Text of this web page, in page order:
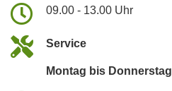
09.00 - 13.00 Uhr
Service
Montag bis Donnerstag